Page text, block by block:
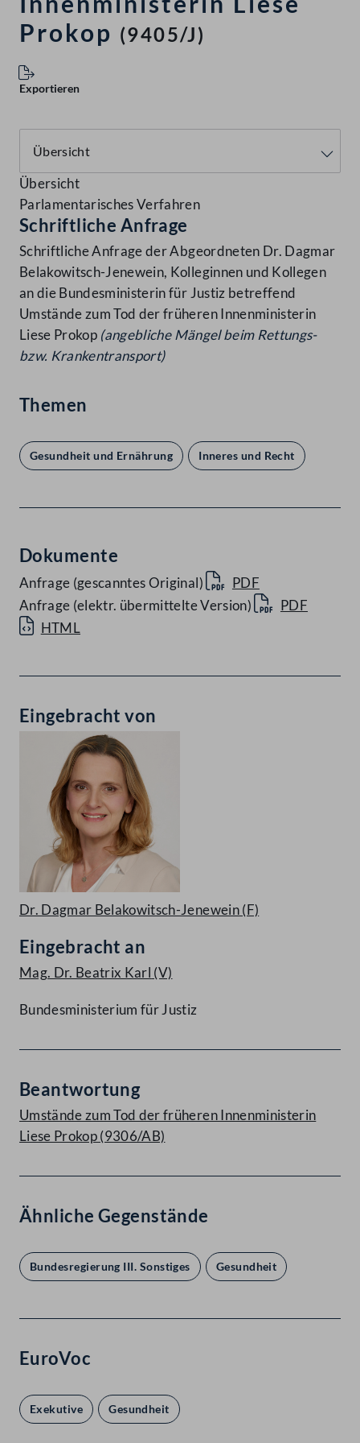
Prokop (9405/J)
Exportieren
Übersicht
Parlamentarisches Verfahren
Schriftliche Anfrage
Schriftliche Anfrage der Abgeordneten Dr. Dagmar
Belakowitsch-Jenewein, Kolleginnen und Kollegen
an die Bundesministerin für Justiz betreffend
Umstände zum Tod der früheren Innenministerin
Liese Prokop (angebliche Mängel beim Rettungs-
bzw. Krankentransport)
Themen
Gesundheit und Ernährung Inneres und Recht
Dokumente
Anfrage (gescanntes Original)
PDF
Anfrage (elektr. übermittelte Version)
PDF
HTML
Eingebracht von
Dr. Dagmar Belakowitsch-Jenewein(F)
Eingebracht an
Mag. Dr. Beatrix Karl (V)
Bundesministerium für Justiz
Beantwortung
Umstände zum Tod der früheren Innenministerin
Liese Prokop (9306/AB)
Ähnliche Gegenstände
Bundesregierung III. Sonstiges Gesundheit
EuroVoc
Exekutive Gesundheit